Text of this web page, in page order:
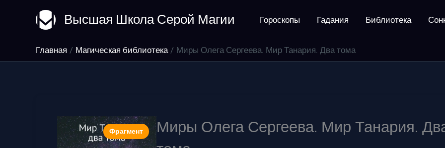
содержимому
Высшая Школа Серой Магии Гороскопы Гадания Библиотека
Главная Магическая библиотека Миры Олега Сергеева. Мир Танария. Два тома
Фрагмент
Миры Олега Сергеева. Мир Танария.